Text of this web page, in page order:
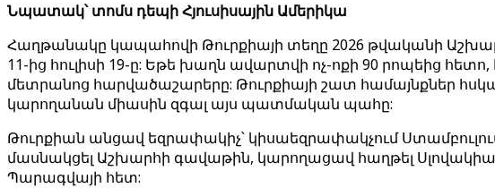
Նպատակ՝ տոմս դեպի Հյուսիսային Ամերիկա
Հաղթանակը կապահովի Թուրքիայի տեղը 2026 թվականի
11-ից հուլիսի 19-ը: Եթե խաղն ավարտվի ոչ-ոքի 90 րոպեից
մետրանոց հարվածաշարերը: Թուրքիայի շատ համայնքներ
կարողանան միասին զգալ այս պատմական պահը:
Թուրքիան անցավ եզրափակիչ՝ կիսաեզրափակչում
մասնակցել Աշխարհի գավաթին, կարողացավ հաղթել
Պարագվայի հետ: